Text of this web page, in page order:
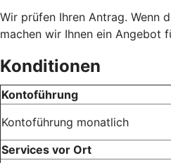
Wir prüfen Ihren Antrag. Wenn
machen wir Ihnen ein Angebot
Konditionen
Kontoführung
Kontoführung monatlich
Services vor Ort